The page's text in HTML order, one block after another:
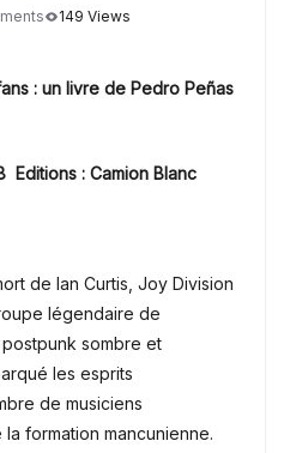
149 Views
: un livre de Pedro Peñas
Editions : Camion Blanc
de Ian Curtis, Joy Division
légendaire de
sombre et
les esprits
de musiciens
formation mancunienne.